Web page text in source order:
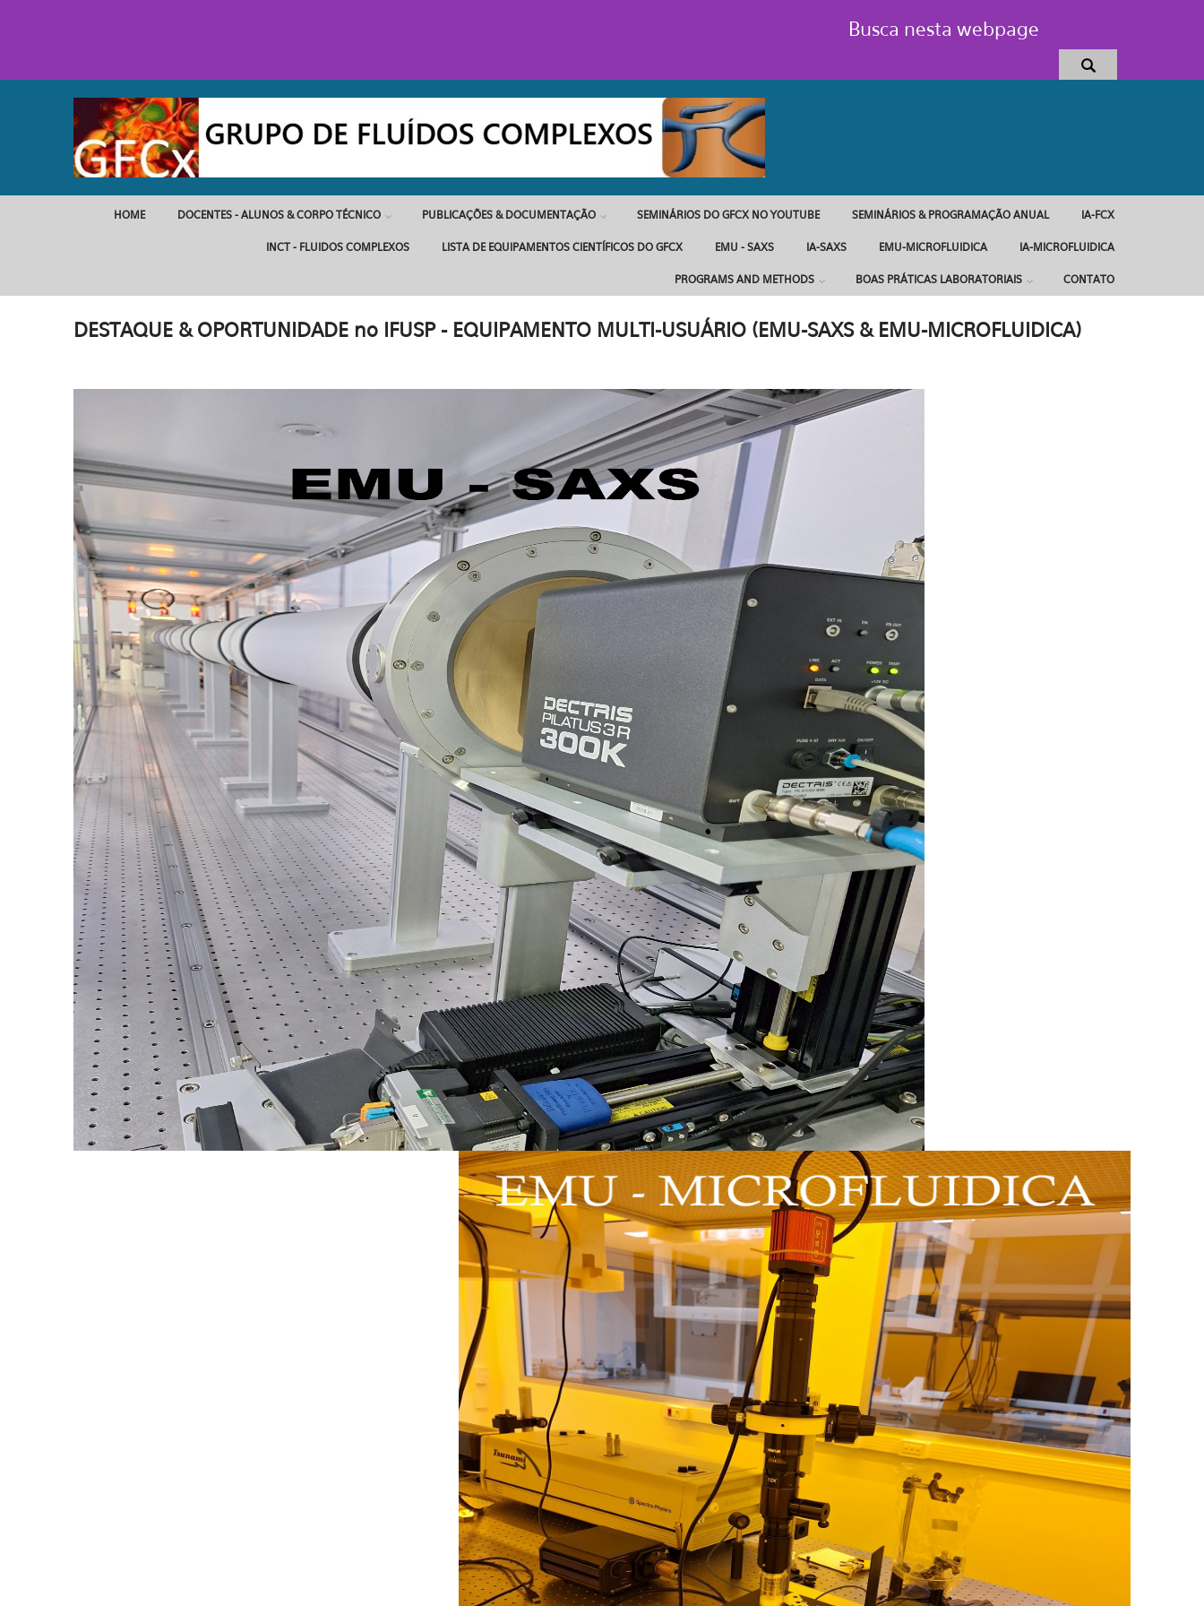
Busca nesta webpage
HOME DOCENTES - ALUNOS & CORPO TÉCNICO PUBLICAÇÕES & DOCUMENTAÇÃO SEMINÁRIOS DO GFCX NO YOUTUBE SEMINÁRIOS & PROGRAMAÇÃO ANUAL IA-FCX
INCT - FLUIDOS COMPLEXOS LISTA DE EQUIPAMENTOS CIENTÍFICOS DO GFCX EMU - SAXS IA-SAXS EMU-MICROFLUIDICA IA-MICROFLUIDICA
PROGRAMS AND METHODS BOAS PRÁTICAS LABORATORIAIS CONTATO
DESTAQUE & OPORTUNIDADE no IFUSP - EQUIPAMENTO MULTI-USUÁRIO (EMU-SAXS & EMU-MICROFLUIDICA)